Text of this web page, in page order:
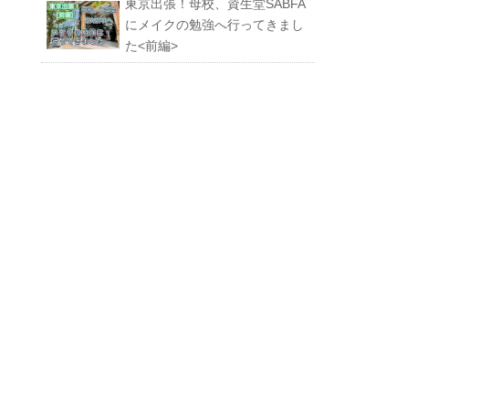
東京出張！母校、資生堂SABFA
にメイクの勉強へ行ってきまし
た<前編>